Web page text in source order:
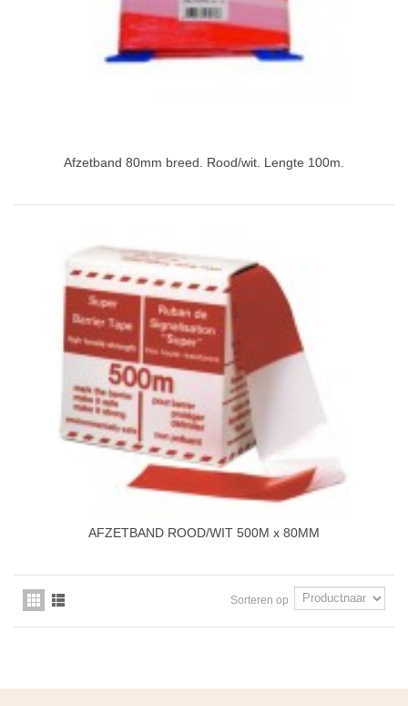
Afzetband 80mm breed. Rood/wit. Lengte 100m.
AFZETBAND ROOD/WIT 500M x 80MM
Sorteren op